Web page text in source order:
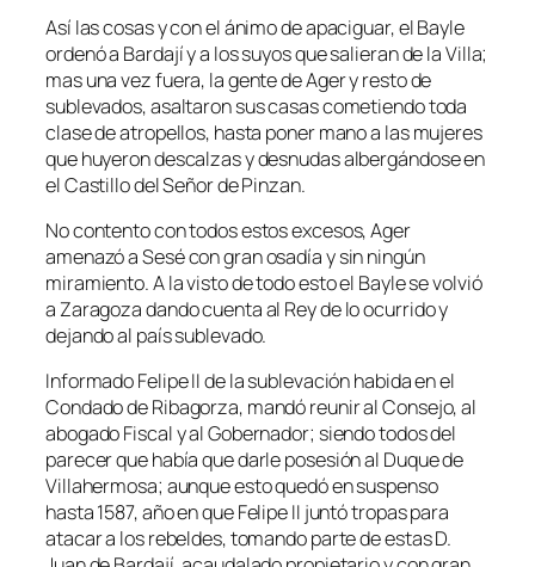
Así las cosas y con el ánimo de apaciguar, el Bayle
ordenó a Bardají y a los suyos que salieran de la Villa;
mas una vez fuera, la gente de Ager y resto de
sublevados, asaltaron sus casas cometiendo toda
clase de atropellos, hasta poner mano a las mujeres
que huyeron descalzas y desnudas albergándose en
el Castillo del Señor de Pinzan.
No contento con todos estos excesos, Ager
amenazó a Sesé con gran osadía y sin ningún
miramiento. A la visto de todo esto el Bayle se volvió
a Zaragoza dando cuenta al Rey de lo ocurrido y
dejando al país sublevado.
Informado Felipe II de la sublevación habida en el
Condado de Ribagorza, mandó reunir al Consejo, al
abogado Fiscal y al Gobernador; siendo todos del
parecer que había que darle posesión al Duque de
Villahermosa; aunque esto quedó en suspenso
hasta 1587, año en que Felipe II juntó tropas para
atacar a los rebeldes, tomando parte de estas D.